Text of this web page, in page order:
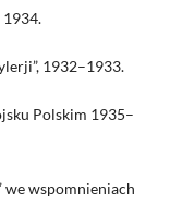
1934.
1932–1933.
Polskim 1935–
we wspomnieniach